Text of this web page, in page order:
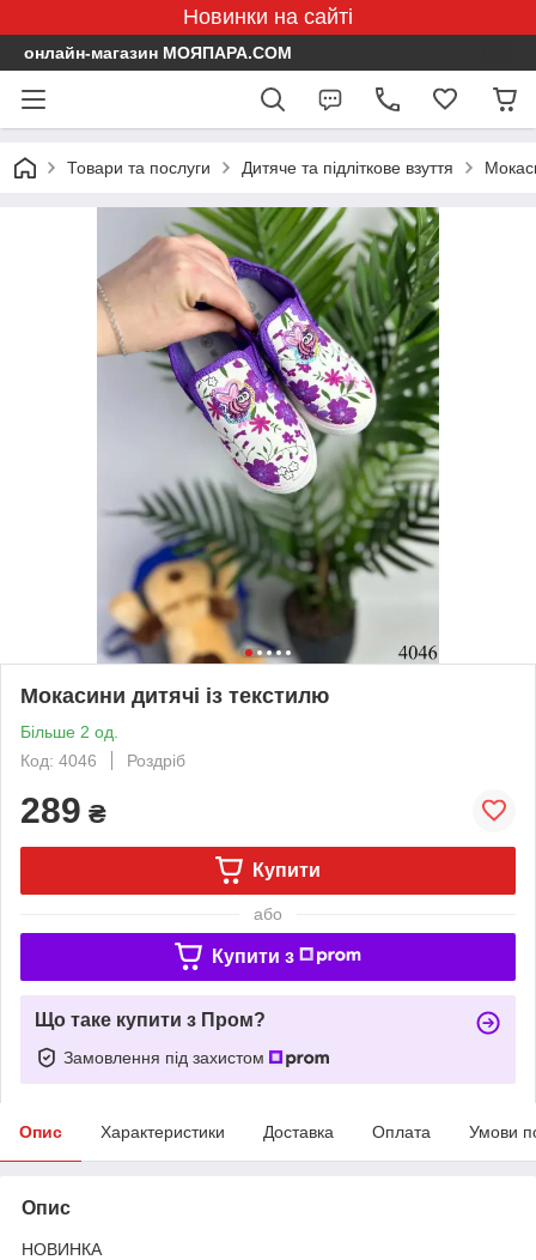
Новинки на сайті
онлайн-магазин МОЯПАРА.COM
Товари та послуги Дитяче та підліткове взуття
Мокасини дитячі із текстилю
Більше 2 од.
Код: 4046
Роздріб
289 ₴
Купити
або
Купити з
Що таке купити з Пром?
Замовлення під захистом
Опис Характеристики Доставка Оплата Умови
Опис
НОВИНКА